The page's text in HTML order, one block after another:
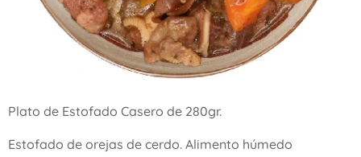
Plato de Estofado Casero de 280gr.
Estofado de orejas de cerdo. Alimento húmedo